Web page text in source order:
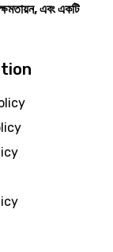
এবং একটি